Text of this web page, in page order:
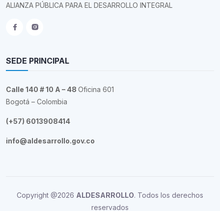
ALIANZA PÚBLICA PARA EL DESARROLLO INTEGRAL
SEDE PRINCIPAL
Calle 140 # 10 A – 48 Oficina 601
Bogotá – Colombia
(+57) 6013908414
info@aldesarrollo.gov.co
Copyright @2026 ALDESARROLLO. Todos los derechos
reservados